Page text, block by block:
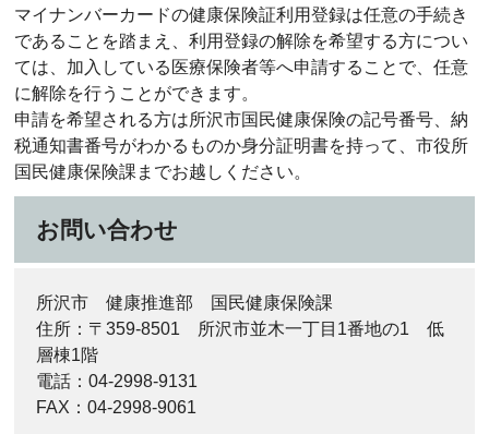
マイナンバーカードの健康保険証利用登録は任意の手続き
であることを踏まえ、利用登録の解除を希望する方につい
ては、加入している医療保険者等へ申請することで、任意
に解除を行うことができます。
申請を希望される方は所沢市国民健康保険の記号番号、納
税通知書番号がわかるものか身分証明書を持って、市役所
国民健康保険課までお越しください。
お問い合わせ
所沢市 健康推進部 国民健康保険課
住所：〒359-8501 所沢市並木一丁目1番地の1 低
層棟1階
電話：04-2998-9131
FAX：04-2998-9061